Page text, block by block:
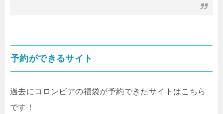
予約ができるサイト
過去にコロンビアの福袋が予約できたサイトはこちら
です！